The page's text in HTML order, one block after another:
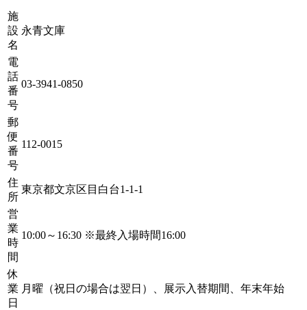
施
設
名
永青文庫
電
話
番
号
03-3941-0850
郵
便
番
号
112-0015
住
所
東京都文京区目白台1-1-1
営
業
時
間
10:00～16:30 ※最終入場時間16:00
休
業
日
月曜（祝日の場合は翌日）、展示入替期間、年末年始